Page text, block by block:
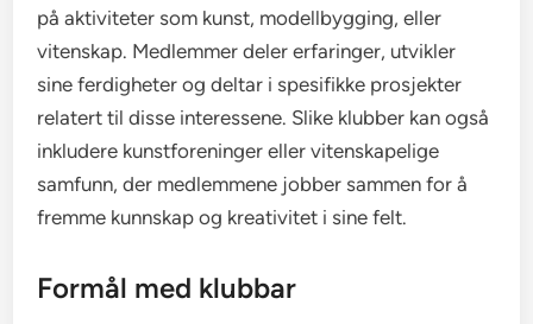
på aktiviteter som kunst, modellbygging, eller
vitenskap. Medlemmer deler erfaringer, utvikler
sine ferdigheter og deltar i spesifikke prosjekter
relatert til disse interessene. Slike klubber kan også
inkludere kunstforeninger eller vitenskapelige
samfunn, der medlemmene jobber sammen for å
fremme kunnskap og kreativitet i sine felt.
Formål med klubbar